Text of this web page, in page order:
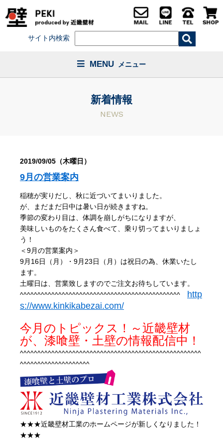
サイト内検索
MENU メニュー
新着情報
NEWS
2019/09/05（木曜日）
9月の営業案内
稲穂が実りだし、秋に近づいてまいりました。
が、まだまだ日中は暑い日が続きますね。
季節の変わり目は、体調を崩しがちになりますが、
美味しいものをたくさん食べて、乗り切ってまいりましょ
う！
＜9月の営業案内＞
9月16日（月）・9月23日（月）は祝日の為、休業いたし
ます。
土曜日は、営業致しますのでご注文お待ちしています。
^^^^^^^^^^^^^^^^^^^^^^^^^^^^^^^^^^^^^^^^^^^^^^
http
s://www.kinkikabezai.com/
今月のトピックス！～近畿壁材
が、漆喰壁・土壁の情報配信中！
^^^^^^^^^^^^^^^^^^^^^^^^^^^^^^^^^^^^^^^^^^^^^^^^^^^^
^^^^^^^^^^^^^^^^^^^^
★★★近畿壁材工業のホームページが新しくなりました！
★★★